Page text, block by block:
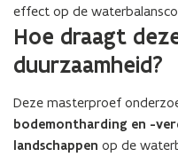
effect op de
Hoe draagt
duurzaamheid?
Deze masterproef
bodemontharding en -
landschappen op de